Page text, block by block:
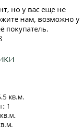
но у вас еще не
нам, возможно у
покупатель.
кв.м.
1